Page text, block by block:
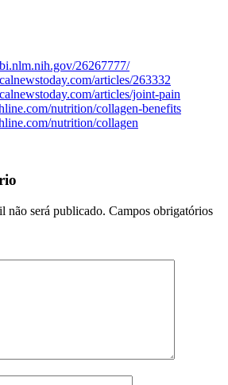
26267777/
articles/263332
articles/joint-pain
nutrition/collagen-benefits
nutrition/collagen
não será publicado. Campos obrigatórios